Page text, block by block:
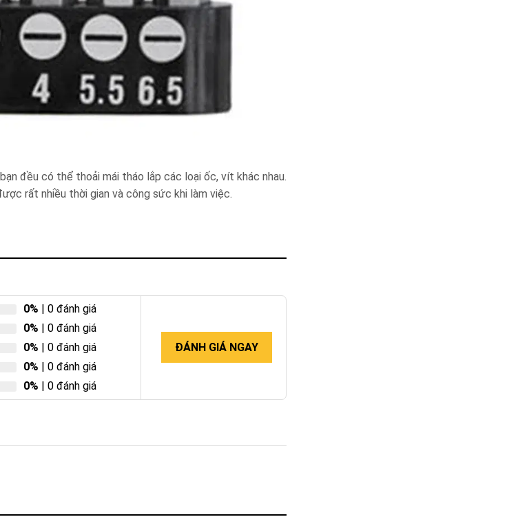
đều có thể thoải mái tháo lắp các loại ốc, vít khác nhau.
rất nhiều thời gian và công sức khi làm việc.
0% | 0 đánh giá
0% | 0 đánh giá
0% | 0 đánh giá
0% | 0 đánh giá
0% | 0 đánh giá
ĐÁNH GIÁ NGAY